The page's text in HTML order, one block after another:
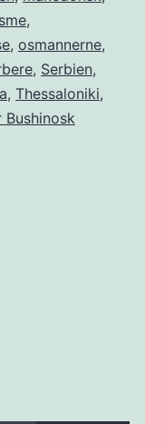
,
, osmannerne,
, Serbien,
, Thessaloniki,